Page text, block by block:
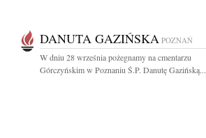
DANUTA GAZIŃSKA POZNAŃ
W dniu 28 września pożegnamy na cmentarzu
Górczyńskim w Poznaniu Ś.P. Danutę Gazińską...